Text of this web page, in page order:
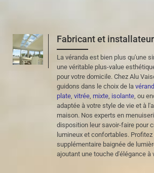
Fabricant et
La véranda est bien plus qu'une
une véritable plus-value
pour votre domicile. Chez Alu
guidons dans le choix de la
plate vitrée mixte isolante , ou
adaptée à votre style de vie et à
maison. Nos experts en
disposition leur savoir-faire pour
lumineux et confortables.
supplémentaire baignée de
ajoutant une touche d'élégance à